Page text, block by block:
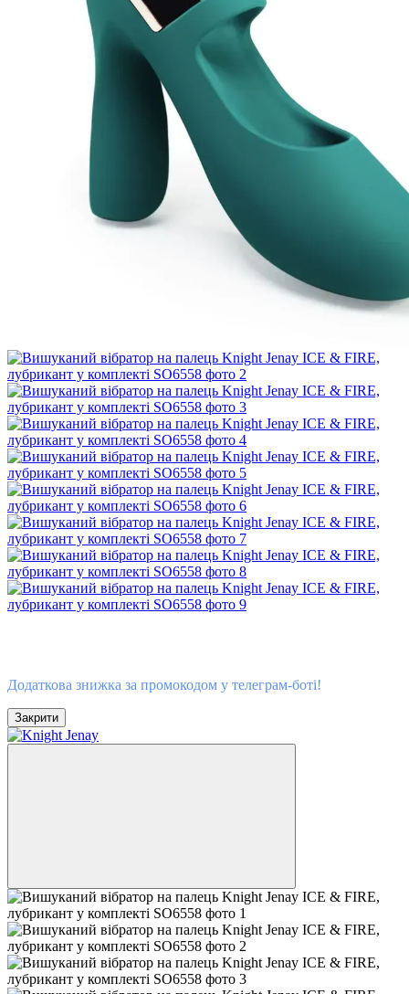
Додаткова знижка за промокодом у телеграм-боті!
Закрити